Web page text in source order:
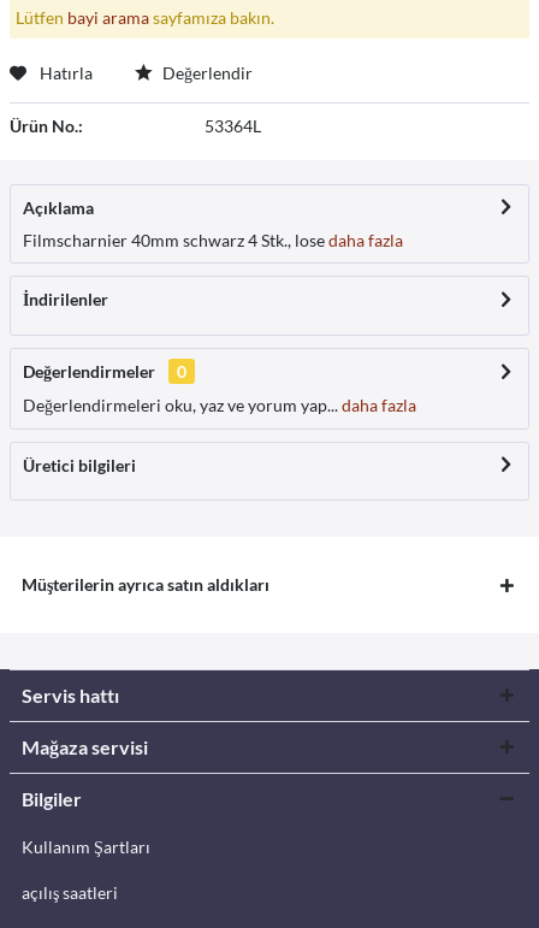
Lütfen bayi aramasayfamıza bakın.
Hatırla Değerlendir
Ürün No.: 53364L
Açıklama
Filmscharnier 40mm schwarz 4 Stk., losedaha fazla
İndirilenler
Değerlendirmeler
0
Değerlendirmeleri oku, yaz ve yorum yap...daha fazla
Üretici bilgileri
Müşterilerin ayrıca satın aldıkları
Servis hattı
Mağaza servisi
Bilgiler
Kullanım Şartları
açılış saatleri